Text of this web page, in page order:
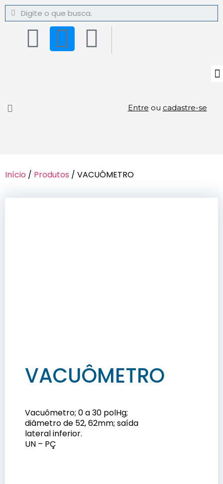
Entre ou cadastre-se
Início / Produtos / VACUÔMETRO
VACUÔMETRO
Vacuômetro; 0 a 30 polHg;
diâmetro de 52, 62mm; saída
lateral inferior.
UN – PÇ